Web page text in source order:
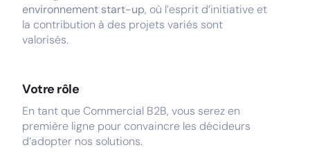
environnement start-up, où l’esprit d’initiative et
la contribution à des projets variés sont
valorisés.
Votre rôle
En tant que Commercial B2B, vous serez en
première ligne pour convaincre les décideurs
d’adopter nos solutions.